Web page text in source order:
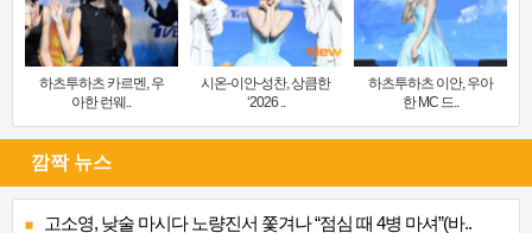
하츠투하츠 카르멘, 우
아한 런웨..
시온-이안-성찬, 상큼한
‘2026 ..
하츠투하츠 이안, 우아
한 MC 드..
깜짝 뉴스
고소영, 낮술 마시다 노량진서 쫓겨나 “점심 때 4병 마셔”(바..